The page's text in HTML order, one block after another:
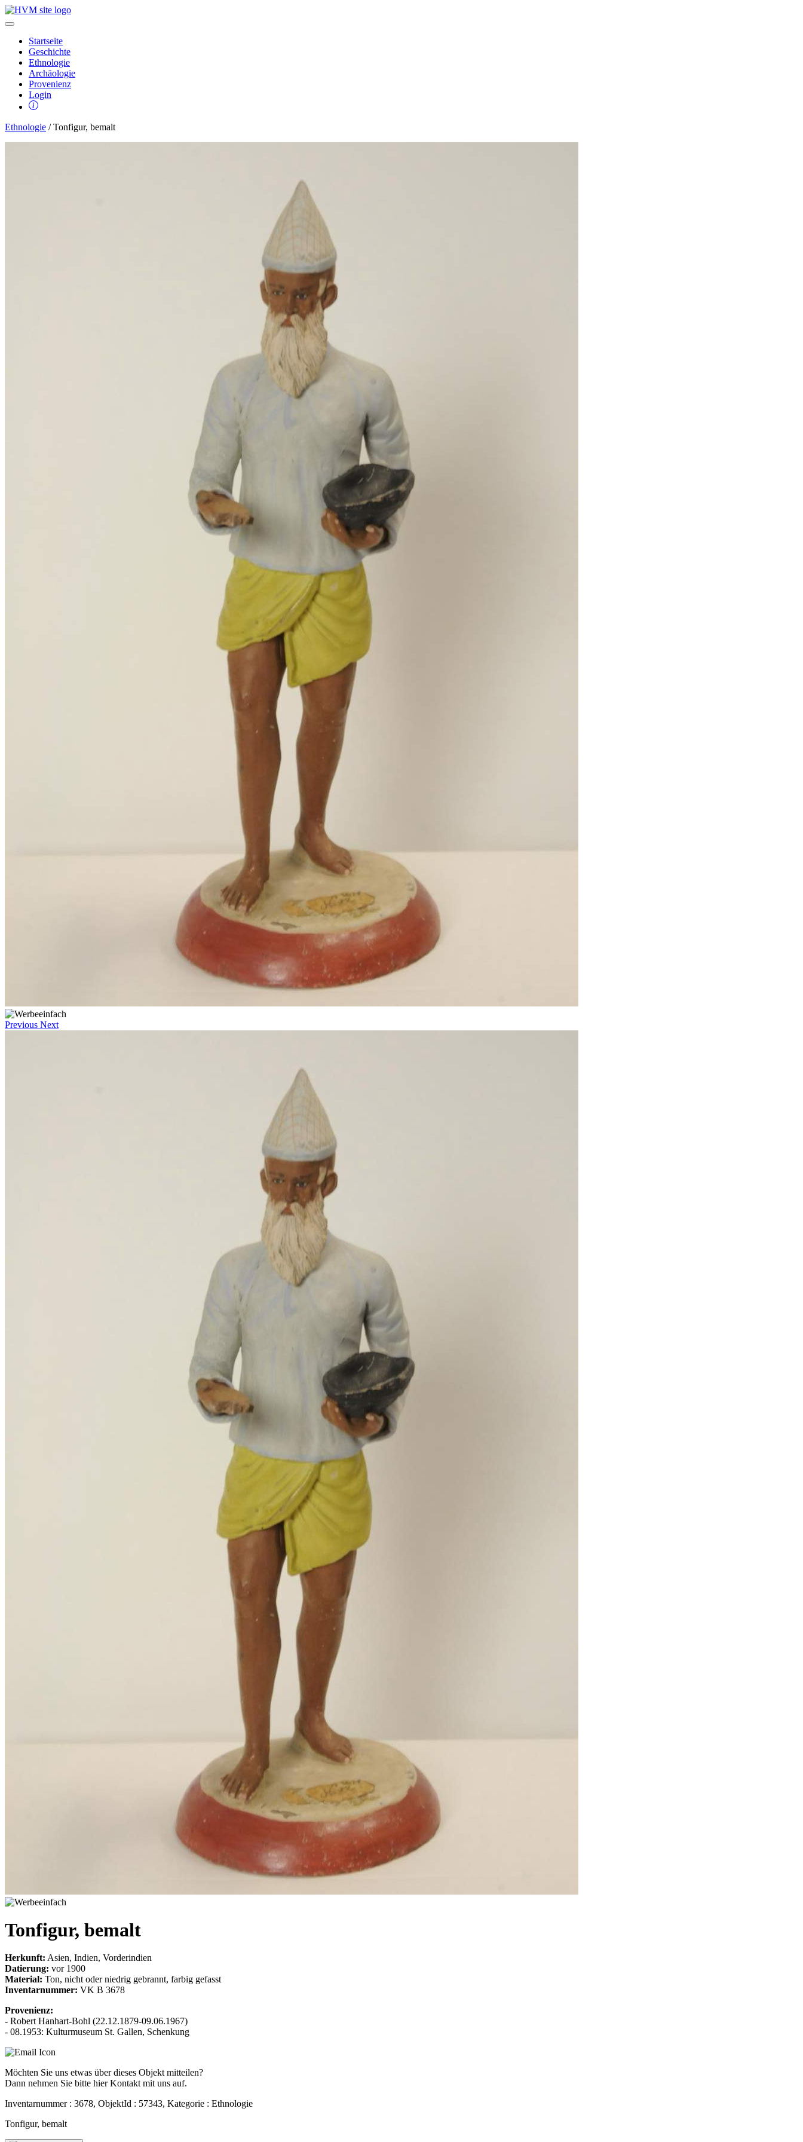
Startseite
Geschichte
Ethnologie
Archäologie
Provenienz
Login
Ethnologie / Tonfigur, bemalt
Previous Next
Tonfigur, bemalt
Herkunft: Asien, Indien, Vorderindien
Datierung: vor 1900
Material: Ton, nicht oder niedrig gebrannt, farbig gefasst
Inventarnummer: VK B 3678
Provenienz:
- Robert Hanhart-Bohl (22.12.1879-09.06.1967)
- 08.1953: Kulturmuseum St. Gallen, Schenkung
Möchten Sie uns etwas über dieses Objekt mitteilen?
Dann nehmen Sie bitte hier Kontakt mit uns auf.
Inventarnummer : 3678, ObjektId : 57343, Kategorie : Ethnologie
Tonfigur, bemalt